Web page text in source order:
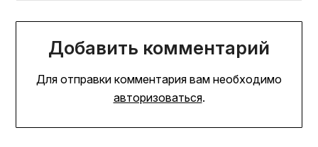
Добавить комментарий
Для отправки комментария вам необходимо
авторизоваться.